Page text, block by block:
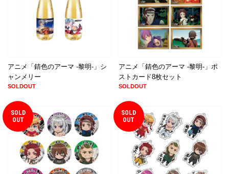
アニメ「錆色のアーマ -黎明-」シ
ャンメリー
SOLDOUT
アニメ「錆色のアーマ -黎明-」ポ
ストカード8枚セット
SOLDOUT
SOLD
OUT
SOLD
OUT